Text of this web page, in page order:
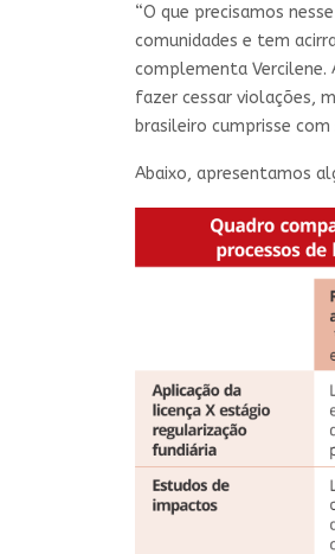
“O que precisamos
comunidades e tem
complementa Vercilene.
fazer cessar violações,
brasileiro cumprisse
Abaixo, apresentamos